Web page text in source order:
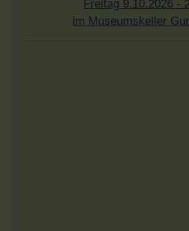
Freitag 9.10.2026 -
im Museumskeller